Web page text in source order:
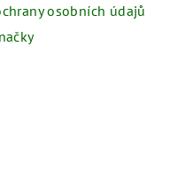
osobních údajů